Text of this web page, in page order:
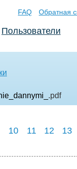
FAQ Обратная
Пользователи
.pdf
10 11 12 13